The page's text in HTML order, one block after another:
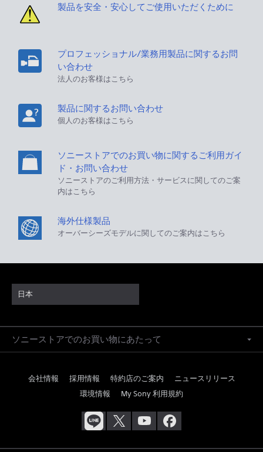
製品を安全・安心してご使用いただくために
プロフェッショナル/業務用製品に関するお問
い合わせ
法人のお客様はこちら
製品に関するお問い合わせ
個人のお客様はこちら
ソニーストアでのお買い物に関するご利用ガイ
ド・お問い合わせ
ソニーストアのご利用方法・サービスに関してのご案
内はこちら
海外仕様製品
オーバーシーズモデルに関してのご案内はこちら
日本
ソニーストアでのお買い物にあたって
会社情報 採用情報 特約店のご案内
ニュースリリース
環境情報
My Sony 利用規約